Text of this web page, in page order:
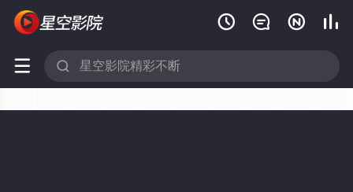
   
 